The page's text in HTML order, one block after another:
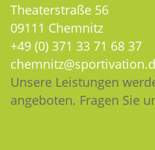
Theaterstraße 56
09111 Chemnitz
+49 (0) 371 33 71 68 37
Unsere Leistungen
angeboten. Fragen Sie